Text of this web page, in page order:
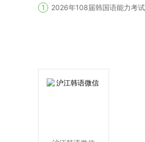
2026年108届韩国语能力考试